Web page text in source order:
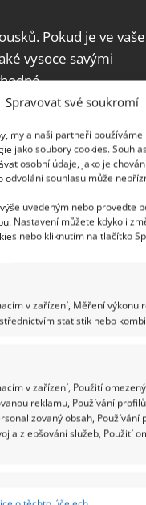
Spravovat své soukromí
my a naši partneři
jako soubory cookies.
osobní údaje, jako je
odvolání souhlasu může
uvedeným nebo proveďte
Nastavení můžete kdykoli
nebo kliknutím na tlačítko
v zařízení, Měření výkonu
statistik nebo
v zařízení, Použití
reklamu, Používání
obsah, Používání
a zlepšování služeb, Použití
Pokud je ve
vysoce savými